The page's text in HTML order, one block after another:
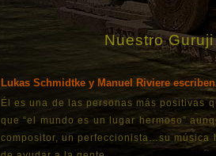
Nuestro
Lukas Schmidtke y Manuel Riviere
Él es una de las personas más positivas
que “el mundo es un lugar hermoso”
compositor, un perfeccionista…su música